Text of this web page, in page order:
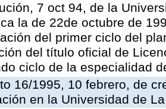
7 oct 94, de la
la de 22de octubre de
del primer ciclo del
del título oficial de
ciclo de la especialidad
16/1995, 10 febrero, de
en la Universidad de